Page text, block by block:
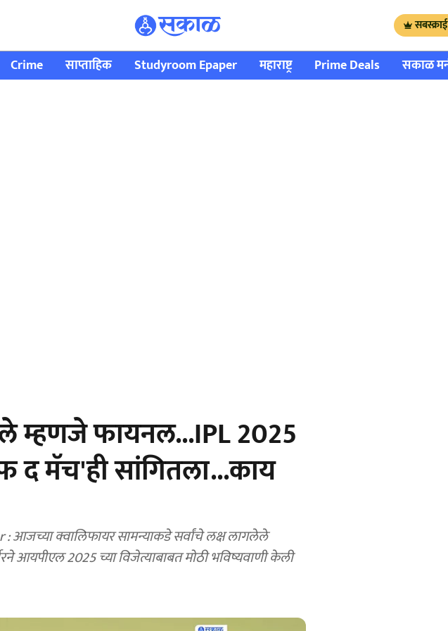
Crime साप्ताहिक Studyroom Epaper महाराष्ट्र Prime Deals सकाळ
म्हणजे फायनल...IPL 2025
मॅच'ही सांगितला...काय
क्वालिफायर सामन्याकडे सर्वांचे लक्ष लागलेले
आयपीएल 2025 च्या विजेत्याबाबत मोठी भविष्यवाणी केली